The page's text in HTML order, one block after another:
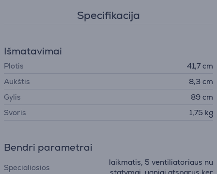
Specifikacija
Išmatavimai
Plotis
41,7 cm
Aukštis
8,3 cm
Gylis
89 cm
Svoris
1,75 kg
Bendri parametrai
Specialiosios
laikmatis, 5 ventiliatoriaus nu